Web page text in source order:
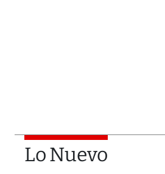
Lo Nuevo